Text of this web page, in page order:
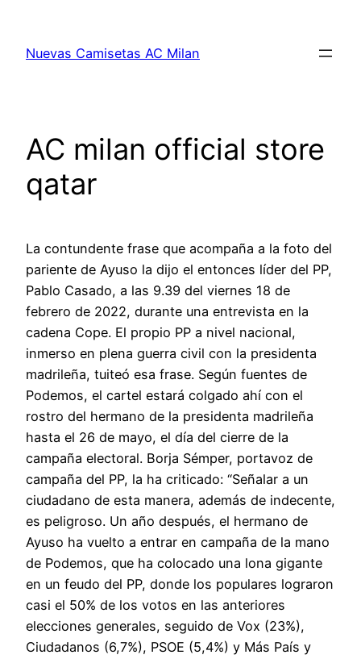
contenido
Nuevas Camisetas AC Milan
AC milan official store
qatar
La contundente frase que acompaña a la foto del
pariente de Ayuso la dijo el entonces líder del PP,
Pablo Casado, a las 9.39 del viernes 18 de
febrero de 2022, durante una entrevista en la
cadena Cope. El propio PP a nivel nacional,
inmerso en plena guerra civil con la presidenta
madrileña, tuiteó esa frase. Según fuentes de
Podemos, el cartel estará colgado ahí con el
rostro del hermano de la presidenta madrileña
hasta el 26 de mayo, el día del cierre de la
campaña electoral. Borja Sémper, portavoz de
campaña del PP, la ha criticado: “Señalar a un
ciudadano de esta manera, además de indecente,
es peligroso. Un año después, el hermano de
Ayuso ha vuelto a entrar en campaña de la mano
de Podemos, que ha colocado una lona gigante
en un feudo del PP, donde los populares lograron
casi el 50% de los votos en las anteriores
elecciones generales, seguido de Vox (23%),
Ciudadanos (6,7%), PSOE (5,4%) y Más País y